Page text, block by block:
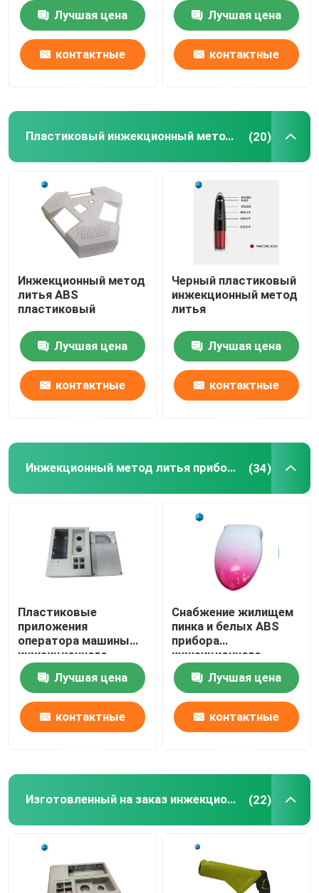
Продукты
О нас
Путешествие фабрики
Проверка качества
Свяжитесь мы
Случаи
продукты прессформы впрыски
Пластиковый инжекционный метод литья
Лучшая цена
контактные
Лучшая цена
контактные
Пластиковый инжекционный метод литья (20)
Инжекционный метод
литья ABS
пластиковый
Лучшая цена
контактные
Черный пластиковый
инжекционный метод
литья
Лучшая цена
контактные
Инжекционный метод литья прибора (34)
Пластиковые
приложения
оператора машины
инжекционного
метода литья
прибора пластиковые
Лучшая цена
контактные
Снабжение жилищем
пинка и белых ABS
прибора
инжекционного
метода литья
пластиковое мыши
Лучшая цена
контактные
Изготовленный на заказ инжекционный метод литья (22)